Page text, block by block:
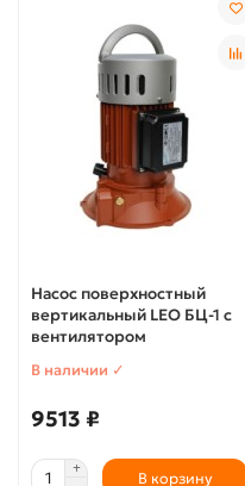
Насос поверхностный
вертикальный LEO БЦ-1 с
вентилятором
В наличии ✓
9513 ₽
В корзину